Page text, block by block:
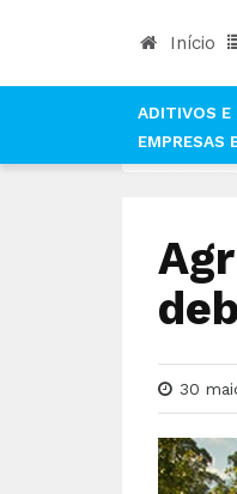
Início
ADITIVOS E
EMPRESAS
30